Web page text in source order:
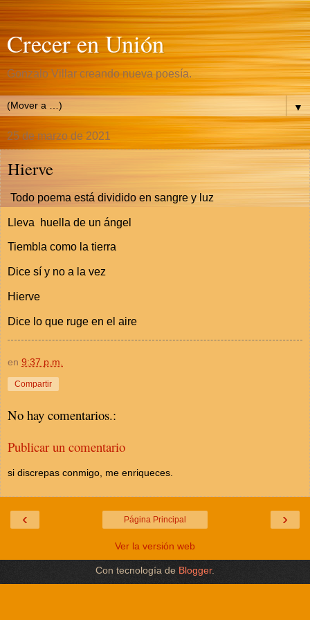
Crecer en Unión
Gonzalo Villar creando nueva poesía.
▼
25 de marzo de 2021
Hierve
Todo poema está dividido en sangre y luz
Lleva huella de un ángel
Tiembla como la tierra
Dice sí y no a la vez
Hierve
Dice lo que ruge en el aire
en 9:37 p.m.
Compartir
No hay comentarios.:
Publicar un comentario
si discrepas conmigo, me enriqueces.
‹ ›
Página Principal
Ver la versión web
Con tecnología de Blogger.